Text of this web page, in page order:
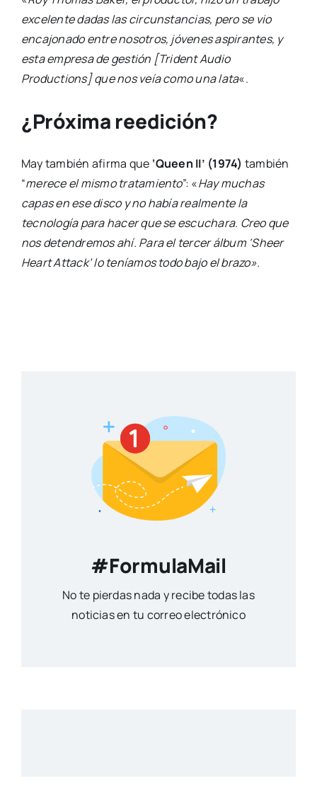
excelente dadas las circunstancias, pero se vio
encajonado entre nosotros, jóvenes aspirantes, y
esta empresa de gestión [Trident Audio
Productions] que nos veía como una lata«.
¿Próxima reedición?
May también afirma que ‘Queen II’ (1974) también
“merece el mismo tratamiento”: «Hay muchas
capas en ese disco y no había realmente la
tecnología para hacer que se escuchara. Creo que
nos detendremos ahí. Para el tercer álbum ‘Sheer
Heart Attack’ lo teníamos todo bajo el brazo».
#FormulaMail
No te pierdas nada y recibe todas las
noticias en tu correo electrónico